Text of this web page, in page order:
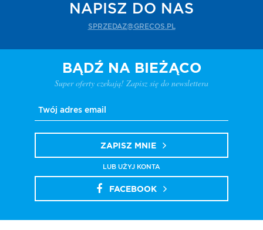
NAPISZ DO NAS
SPRZEDAZ@GRECOS.PL
BĄDŹ NA BIEŻĄCO
Super oferty czekają! Zapisz się do newslettera
ZAPISZ MNIE
LUB UŻYJ KONTA
FACEBOOK